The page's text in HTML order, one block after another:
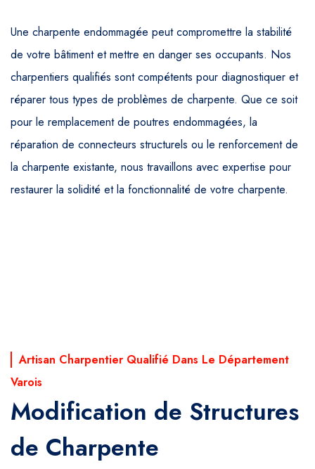
Une charpente endommagée peut compromettre la stabilité
de votre bâtiment et mettre en danger ses occupants. Nos
charpentiers qualifiés sont compétents pour diagnostiquer et
réparer tous types de problèmes de charpente. Que ce soit
pour le remplacement de poutres endommagées, la
réparation de connecteurs structurels ou le renforcement de
la charpente existante, nous travaillons avec expertise pour
restaurer la solidité et la fonctionnalité de votre charpente.
Artisan Charpentier Qualifié Dans Le Département
Varois
Modification de Structures
de Charpente